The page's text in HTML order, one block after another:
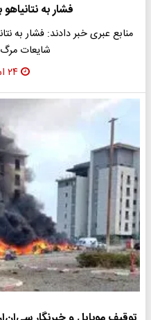
فشار به
منابع عبری خبر دادند: فشار به
شایعات
۲۴ اسفند ۱۴۰۴